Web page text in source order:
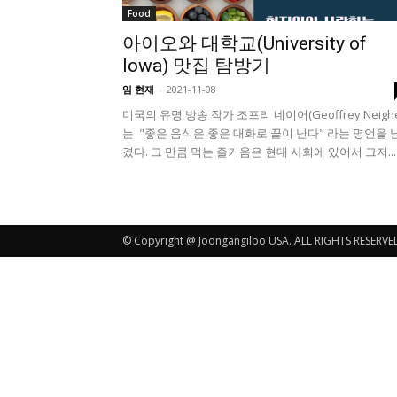
Food
아이오와 대학교(University of
Iowa) 맛집 탐방기
임 현재 - 2021-11-08
미국의 유명 방송 작가 조프리 네이어(Geoffrey
는 "좋은 음식은 좋은 대화로 끝이 난다" 라는 명언을
겼다. 그 만큼 먹는 즐거움은 현대 사회에 있어서 그저...
© Copyright @ Joongangilbo USA. ALL RIGHTS